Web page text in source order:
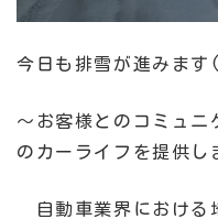
今日も排雪が進みます
～お客様とのコミュニ
のカーライフを提供し
自動車業界における